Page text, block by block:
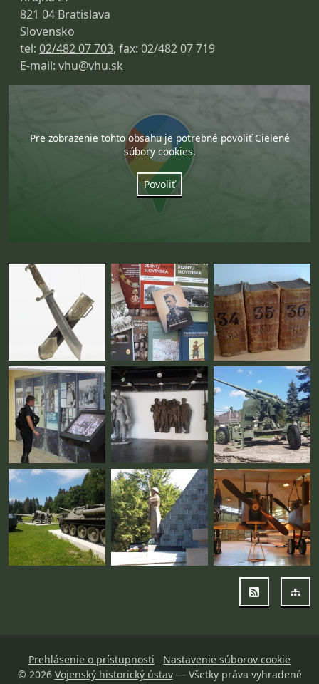
821 04 Bratislava
Slovensko
tel: 02/482 07 703, fax: 02/482 07 719
E-mail: vhu@vhu.sk
Pre zobrazenie tohto obsahu je potrebné povoliť Cielené
súbory cookies.
Povoliť
Fotogaléria
RSS
Prehlásenie o prístupnosti
Nastavenie súborov cookie
© 2026 Vojenský historický ústav— Všetky práva vyhradené